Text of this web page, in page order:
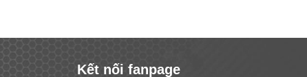
Kết nối fanpage